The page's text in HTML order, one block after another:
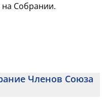
Собрании.
Членов Союза